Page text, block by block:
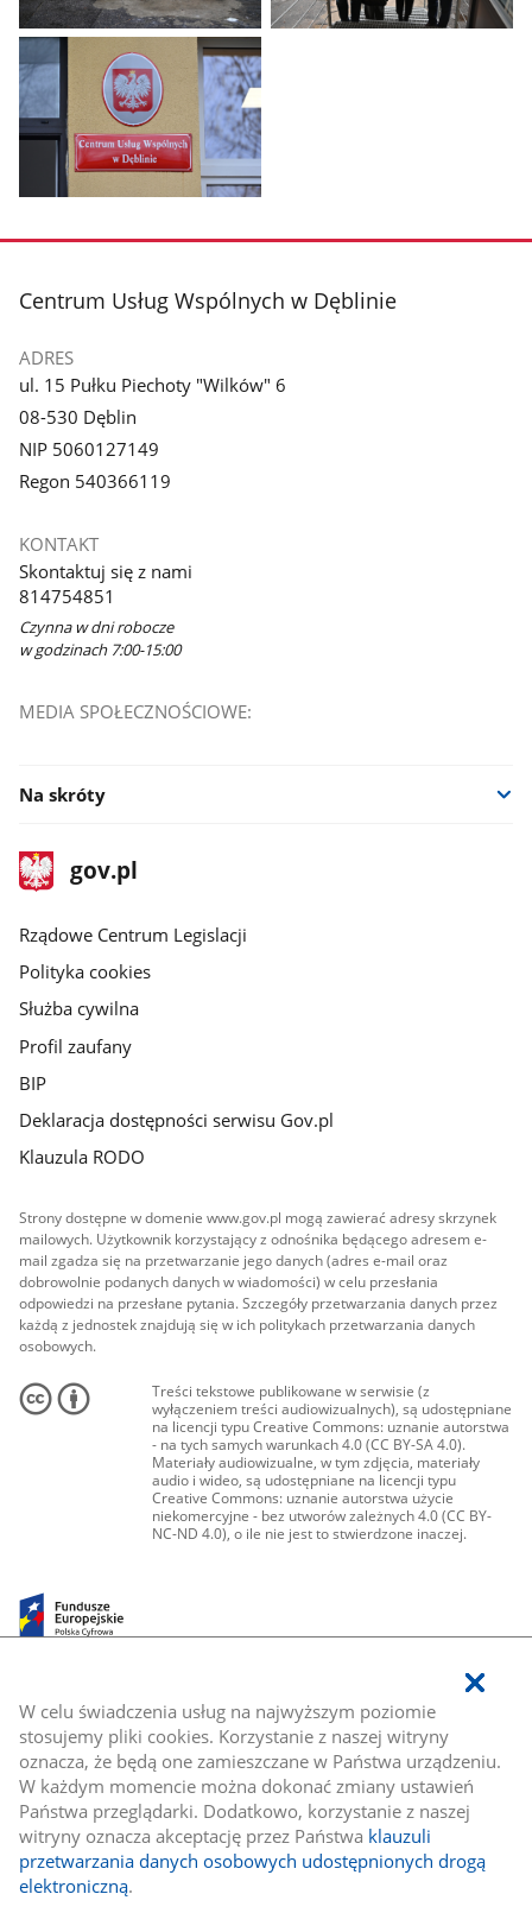
W celu świadczenia usług na najwyższym poziomie
stosujemy pliki cookies. Korzystanie z naszej witryny
oznacza, że będą one zamieszczane w Państwa urządzeniu.
W każdym momencie można dokonać zmiany ustawień
Państwa przeglądarki. Dodatkowo, korzystanie z naszej
witryny oznacza akceptację przez Państwa klauzuli
przetwarzania danych osobowych udostępnionych drogą
elektroniczną.
Pokaż
zdjęcie
1
z
galerii.
zdjęcie
galerii.
stopka
Centrum Usług Wspólnych w Dęblinie
ADRES
ul. 15 Pułku Piechoty "Wilków" 6
08-530 Dęblin
NIP 5060127149
Regon 540366119
KONTAKT
Skontaktuj się z nami
814754851
Czynna w dni robocze
w godzinach 7:00-15:00
MEDIA SPOŁECZNOŚCIOWE:
Na skróty
stopka
gov.plStrona
gov.pl
Rządowe Centrum Legislacji
Polityka cookies
Służba cywilna
Profil zaufany
BIP
Deklaracja dostępności serwisu Gov.pl
Klauzula RODO
Strony dostępne w domenie www.gov.pl mogą zawierać adresy skrzynek
mailowych. Użytkownik korzystający z odnośnika będącego adresem e-
mail zgadza się na przetwarzanie jego danych (adres e-mail oraz
dobrowolnie podanych danych w wiadomości) w celu przesłania
odpowiedzi na przesłane pytania. Szczegóły przetwarzania danych przez
każdą z jednostek znajdują się w ich politykach przetwarzania danych
osobowych.
Treści tekstowe publikowane w serwisie (z
wyłączeniem treści audiowizualnych), są udostępniane
na licencji typu Creative Commons: uznanie autorstwa
- na tych samych warunkach 4.0 (CC BY-SA 4.0).
Materiały audiowizualne, w tym zdjęcia, materiały
audio i wideo, są udostępniane na licencji typu
Creative Commons: uznanie autorstwa użycie
niekomercyjne - bez utworów zależnych 4.0 (CC BY-
NC-ND 4.0), o ile nie jest to stwierdzone inaczej.